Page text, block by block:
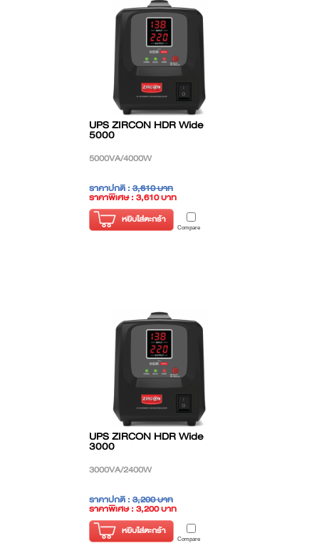
UPS ZIRCON HDR Wide
5000
5000VA/4000W
ราคาปกติ :3,610 บาท
ราคาพิเศษ : 3,610 บาท
( ราคาไม่รวมภาษี )
หยิบใส่ตะกร้า
Compare
UPS ZIRCON HDR Wide
3000
3000VA/2400W
ราคาปกติ :3,200 บาท
ราคาพิเศษ : 3,200 บาท
( ราคาไม่รวมภาษี )
หยิบใส่ตะกร้า
Compare